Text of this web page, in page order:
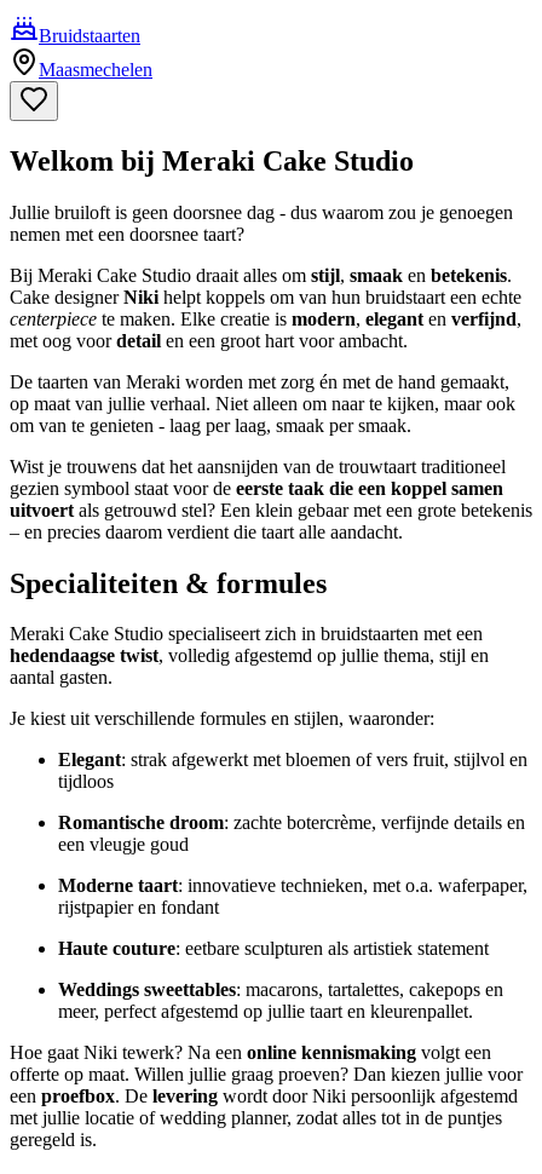
Bruidstaarten
Maasmechelen
Welkom bij Meraki Cake Studio
Jullie bruiloft is geen doorsnee dag - dus waarom zou je genoegen
nemen met een doorsnee taart?
Bij Meraki Cake Studio draait alles om stijl, smaak en betekenis.
Cake designerNiki helpt koppels om van hun bruidstaart een echte
centerpiece te maken. Elke creatie is modern, elegant en verfijnd,
met oog voordetail en een groot hart voor ambacht.
De taarten van Meraki worden met zorg én met de hand gemaakt,
op maat van jullie verhaal. Niet alleen om naar te kijken, maar ook
om van te genieten - laag per laag, smaak per smaak.
Wist je trouwens dat het aansnijden van de trouwtaart traditioneel
gezien symbool staat voor de eerste taak die een koppel samen
uitvoert als getrouwd stel? Een klein gebaar met een grote betekenis
– en precies daarom verdient die taart alle aandacht.
Specialiteiten & formules
Meraki Cake Studio specialiseert zich in bruidstaarten met een
hedendaagse twist, volledig afgestemd op jullie thema, stijl en
aantal gasten.
Je kiest uit verschillende formules en stijlen, waaronder:
Elegant: strak afgewerkt met bloemen of vers fruit, stijlvol en
tijdloos
Romantische droom: zachte botercrème, verfijnde details en
een vleugje goud
Moderne taart: innovatieve technieken, met o.a. waferpaper,
rijstpapier en fondant
Haute couture: eetbare sculpturen als artistiek statement
Weddings sweettables: macarons, tartalettes, cakepops en
meer, perfect afgestemd op jullie taart en kleurenpallet.
Hoe gaat Niki tewerk? Na een online kennismaking volgt een
offerte op maat. Willen jullie graag proeven? Dan kiezen jullie voor
een proefbox. De levering wordt door Niki persoonlijk afgestemd
met jullie locatie of wedding planner, zodat alles tot in de puntjes
geregeld is.